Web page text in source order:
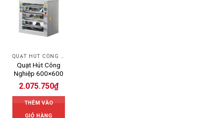
Quạt Hút Công
Nghiệp 600×600
2.075.750₫
THÊM VÀO
GIỎ HÀNG